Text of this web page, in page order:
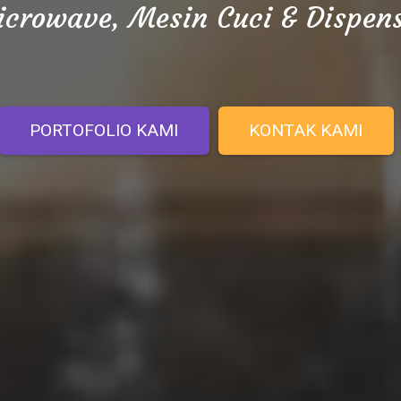
Mesin Cuci &
PORTOFOLIO KAMI KONTAK KAMI